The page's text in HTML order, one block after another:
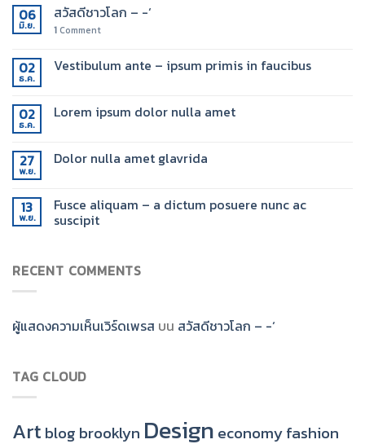
06
มิ.ย.
สวัสดีชาวโลก – -‘
1 Comment
02
ธ.ค.
Vestibulum ante – ipsum primis in faucibus
02
ธ.ค.
Lorem ipsum dolor nulla amet
27
พ.ย.
Dolor nulla amet glavrida
13
พ.ย.
Fusce aliquam – a dictum posuere nunc ac
suscipit
RECENT COMMENTS
ผู้แสดงความเห็นเวิร์ดเพรส บน สวัสดีชาวโลก – -‘
TAG CLOUD
Art blog brooklyn Design economyfashion